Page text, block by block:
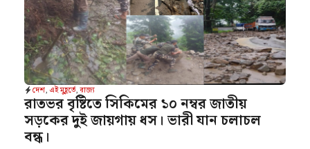
দেশ, এই মুহূর্তে,রাজ্য
রাতভর বৃষ্টিতে সিকিমের ১০ নম্বর জাতীয়
সড়কের দুই জায়গায় ধস। ভারী যান চলাচল
বন্ধ।